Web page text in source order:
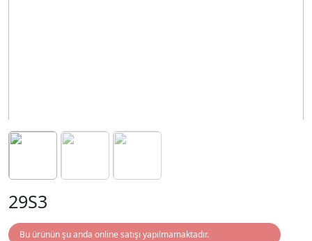
29S3
Bu ürünün şu anda online satışı yapılmamaktadır.